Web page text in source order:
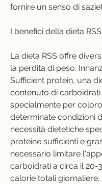
fornire un senso di
I benefici della dieta RSS
La dieta RSS offre
la perdita di peso.
Sufficient protein, una
contenuto di carboidrati
specialmente per
determinate condizioni
necessità dietetiche
proteine sufficienti e
necessario limitare
carboidrati a circa il 20-
calorie totali giornaliere.